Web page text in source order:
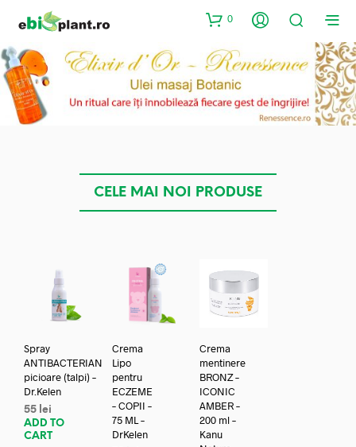
0
CELE MAI NOI PRODUSE
Spray
ANTIBACTERIAN
picioare (talpi) –
Dr.Kelen
55 lei
ADD TO
CART
Crema
Lipo
pentru
ECZEME
– COPII –
75 ML –
DrKelen
Crema
mentinere
BRONZ –
ICONIC
AMBER –
200 ml –
Kanu